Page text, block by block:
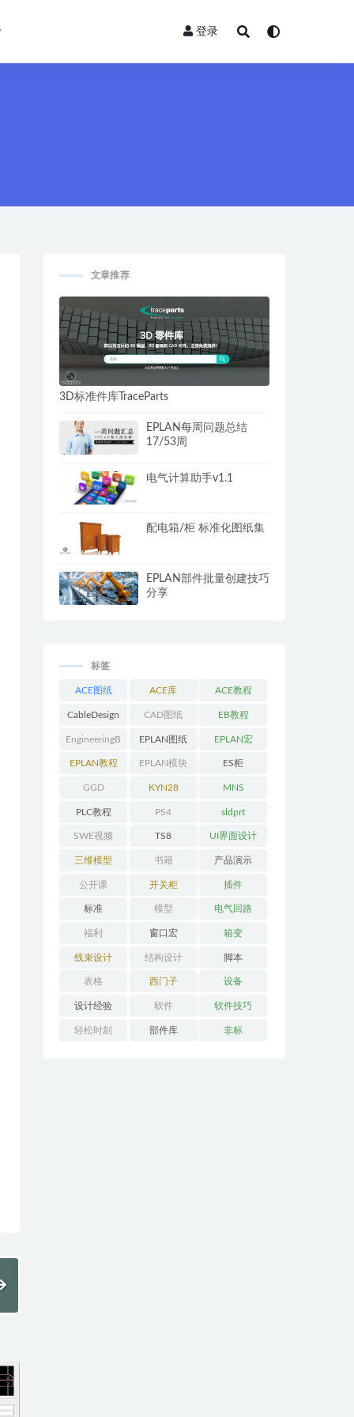
登录
文章推荐
3D标准件库TraceParts
EPLAN每周问题总结
17/53周
电气计算助手v1.1
配电箱/柜 标准化图纸集
EPLAN部件批量创建技巧
分享
标签
ACE图纸 ACE库 ACE教程
CableDesign CAD图纸 EB教程
EngineeringB
ase教程
EPLAN图纸 EPLAN宏
EPLAN教程 EPLAN模块 ES柜
GGD KYN28 MNS
PLC教程 PS4 sldprt
SWE视频 TS8 UI界面设计
三维模型 书籍 产品演示
公开课 开关柜 插件
标准 模型 电气回路
福利 窗口宏 箱变
线束设计 结构设计 脚本
表格 西门子 设备
设计经验 软件 软件技巧
轻松时刻 部件库 非标